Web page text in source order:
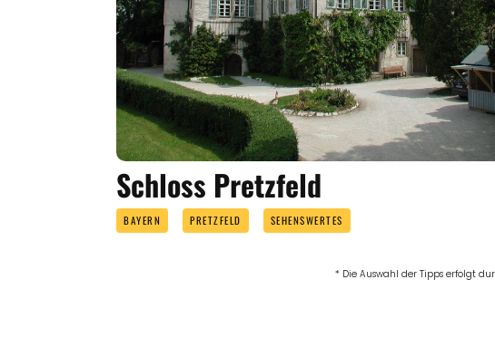
Schloss Pretzfeld
BAYERN PRETZFELD SEHENSWERTES
* Die Auswahl der Tipps erfolgt